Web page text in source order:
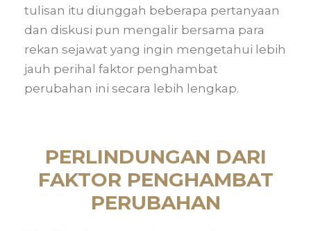
tulisan itu diunggah beberapa pertanyaan
dan diskusi pun mengalir bersama para
rekan sejawat yang ingin mengetahui lebih
jauh perihal faktor penghambat
perubahan ini secara lebih lengkap.
PERLINDUNGAN DARI
FAKTOR PENGHAMBAT
PERUBAHAN